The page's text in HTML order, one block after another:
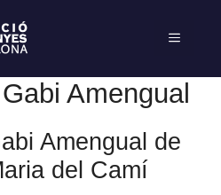
Amengual
Amengual de
del Camí